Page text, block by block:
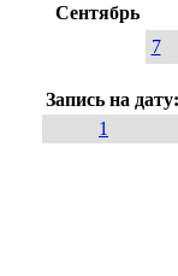
Сентябрь
7
Запись на
1